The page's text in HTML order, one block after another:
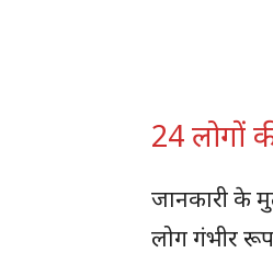
24 लोगों
जानकारी के
लोग गंभीर